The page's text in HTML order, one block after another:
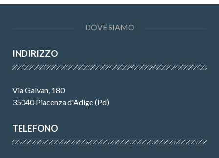
DOVE SIAMO
INDIRIZZO
Via Galvan, 180
35040 Piacenza d'Adige (Pd)
TELEFONO